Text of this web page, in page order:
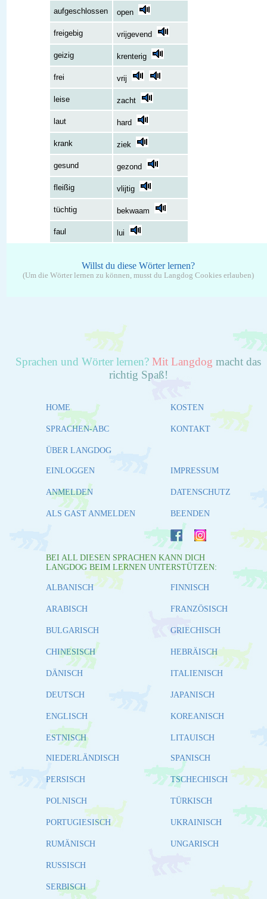
aufgeschlossen open
freigebig vrijgevend
geizig krenterig
frei vrij
leise zacht
laut hard
krank ziek
gesund gezond
fleißig vlijtig
tüchtig bekwaam
faul lui
Willst du diese Wörter lernen?
(Um die Wörter lernen zu können, musst du Langdog Cookies erlauben)
Sprachen und Wörter lernen? Mit Langdog macht das
richtig Spaß!
HOME
SPRACHEN-ABC
ÜBER LANGDOG
KOSTEN
KONTAKT
EINLOGGEN
ANMELDEN
ALS GAST ANMELDEN
IMPRESSUM
DATENSCHUTZ
BEENDEN
BEI ALL DIESEN SPRACHEN KANN DICH
LANGDOG BEIM LERNEN UNTERSTÜTZEN:
ALBANISCH
ARABISCH
BULGARISCH
CHINESISCH
DÄNISCH
DEUTSCH
ENGLISCH
ESTNISCH
FINNISCH
FRANZÖSISCH
GRIECHISCH
HEBRÄISCH
ITALIENISCH
JAPANISCH
KOREANISCH
LITAUISCH
NIEDERLÄNDISCH
PERSISCH
POLNISCH
PORTUGIESISCH
RUMÄNISCH
RUSSISCH
SERBISCH
SPANISCH
TSCHECHISCH
TÜRKISCH
UKRAINISCH
UNGARISCH